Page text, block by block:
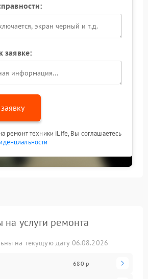
заявке:
ремонт техники iLife, Вы соглашаетесь
услуги ремонта
на текущую дату 06.08.2026
680 р